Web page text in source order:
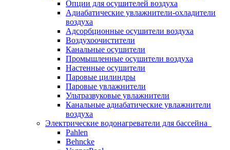
Опции для осушителей воздуха
Адиабатические увлажнители-охладители
воздуха
Адсорбционные осушители воздуха
Воздухоочистители
Канальные осушители
Промышленные осушители воздуха
Настенные осушители
Паровые цилиндры
Паровые увлажнители
Ультразвуковые увлажнители
Канальные адиабатические увлажнители
воздуха
Электрические водонагреватели для бассейна
Pahlen
Behncke